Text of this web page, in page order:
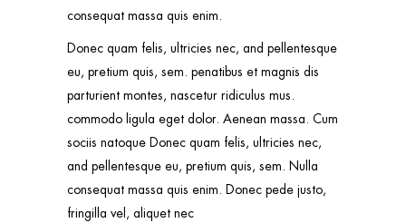
consequat massa quis enim.
Donec quam felis, ultricies nec, and pellentesque
eu, pretium quis, sem. penatibus et magnis dis
parturient montes, nascetur ridiculus mus.
commodo ligula eget dolor. Aenean massa. Cum
sociis natoque Donec quam felis, ultricies nec,
and pellentesque eu, pretium quis, sem. Nulla
consequat massa quis enim. Donec pede justo,
fringilla vel, aliquet nec